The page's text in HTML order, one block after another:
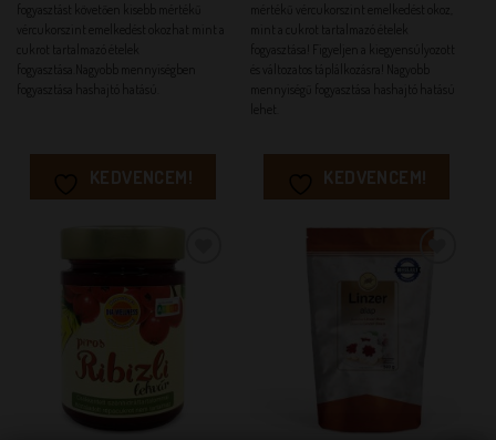
fogyasztást követően kisebb mértékű
vércukorszint emelkedést okozhat mint a
cukrot tartalmazó ételek
fogyasztása.Nagyobb mennyiségben
fogyasztása hashajtó hatású.
KEDVENCEM!
mértékű vércukorszint emelkedést okoz,
mint a cukrot tartalmazó ételek
fogyasztása! Figyeljen a kiegyensúlyozott
és változatos táplálkozásra! Nagyobb
mennyiségű fogyasztása hashajtó hatású
KEDVENCEM!
KEDVENCEM!